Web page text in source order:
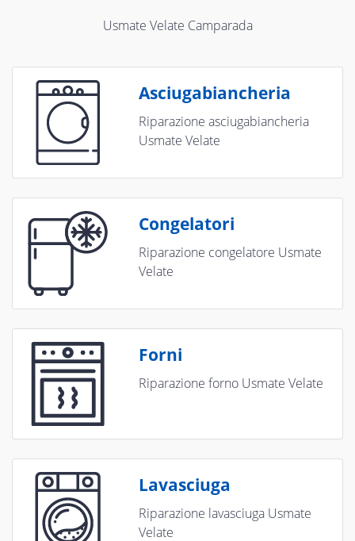
Usmate Velate Camparada
Asciugabiancheria
Riparazione asciugabiancheria
Usmate Velate
Congelatori
Riparazione congelatore Usmate
Velate
Forni
Riparazione forno Usmate Velate
Lavasciuga
Riparazione lavasciuga Usmate
Velate